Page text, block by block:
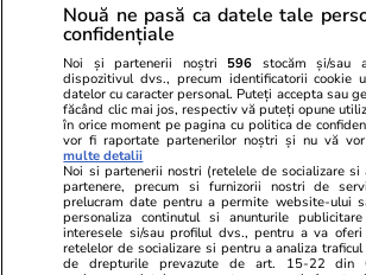
Fotbal
Gianni Infantino caută sprijin în
Trump pentru a-și salva șefia
scandalului Cupei Mondiale
Știri Externe
Nouă ne pasă ca datele tale
confidențiale
Noi și partenerii noștri 596 stocăm și/sau
dispozitivul dvs., precum identificatorii cookie
datelor cu caracter personal. Puteți accepta sau
făcând clic mai jos, respectiv vă puteți opune
în orice moment pe pagina cu politica de
vor fi raportate partenerilor noștri și nu vă vor
multe detalii
Noi si partenerii nostri (retelele de socializare
partenere, precum si furnizorii nostri de
prelucram date pentru a permite website-ului
personaliza continutul si anunturile
interesele si/sau profilul dvs., pentru a va
retelelor de socializare si pentru a analiza
de drepturile prevazute de art. 15-22 din